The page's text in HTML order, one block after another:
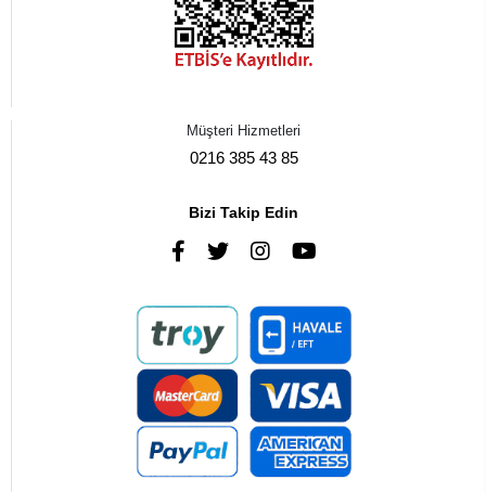
Müşteri Hizmetleri
0216 385 43 85
Bizi Takip Edin